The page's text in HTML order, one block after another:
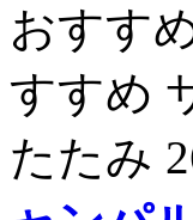
おすす
すすめ
たたみ